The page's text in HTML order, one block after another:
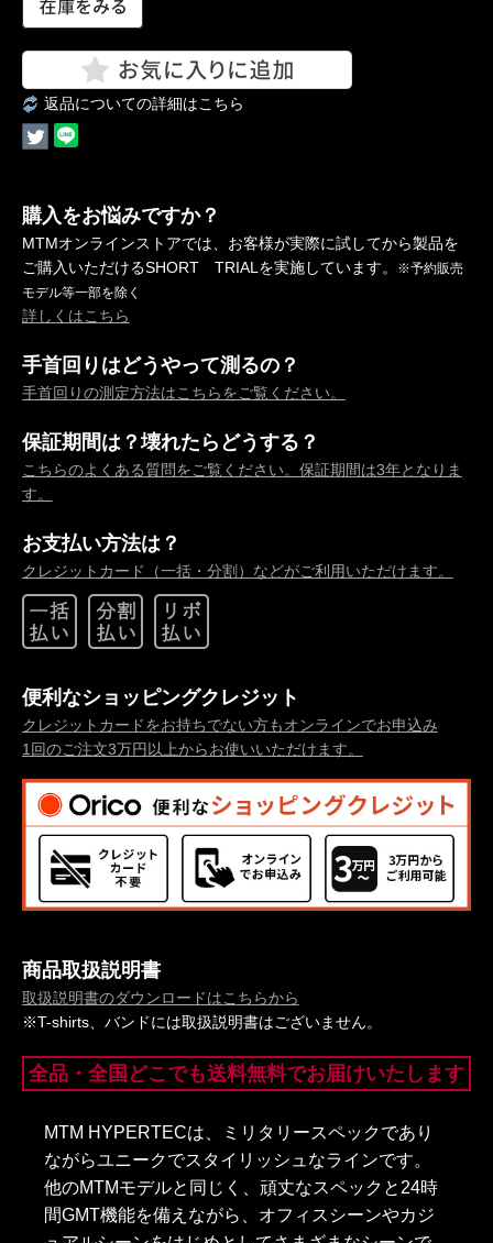
返品についての詳細はこちら
購入をお悩みですか？
MTMオンラインストアでは、お客様が実際に試してから製品を
ご購入いただけるSHORT TRIALを実施しています。
※予約販売
モデル等一部を除く
詳しくはこちら
手首回りはどうやって測るの？
手首回りの測定方法はこちらをご覧ください。
保証期間は？壊れたらどうする？
こちらのよくある質問をご覧ください。保証期間は3年となりま
す。
お支払い方法は？
クレジットカード（一括・分割）などがご利用いただけます。
便利なショッピングクレジット
クレジットカードをお持ちでない方もオンラインでお申込み
1回のご注文3万円以上からお使いいただけます。
商品取扱説明書
取扱説明書のダウンロードはこちらから
※T-shirts、バンドには取扱説明書はございません。
全品・全国どこでも送料無料でお届けいたします
MTM HYPERTECは、ミリタリースペックであり
ながらユニークでスタイリッシュなラインです。
他のMTMモデルと同じく、頑丈なスペックと24時
間GMT機能を備えながら、オフィスシーンやカジ